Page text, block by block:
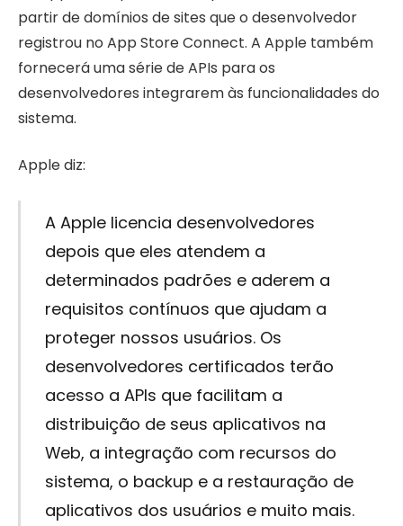
partir de domínios de sites que o desenvolvedor
registrou no App Store Connect. A Apple também
fornecerá uma série de APIs para os
desenvolvedores integrarem às funcionalidades do
sistema.
Apple diz:
A Apple licencia desenvolvedores
depois que eles atendem a
determinados padrões e aderem a
requisitos contínuos que ajudam a
proteger nossos usuários. Os
desenvolvedores certificados terão
acesso a APIs que facilitam a
distribuição de seus aplicativos na
Web, a integração com recursos do
sistema, o backup e a restauração de
aplicativos dos usuários e muito mais.